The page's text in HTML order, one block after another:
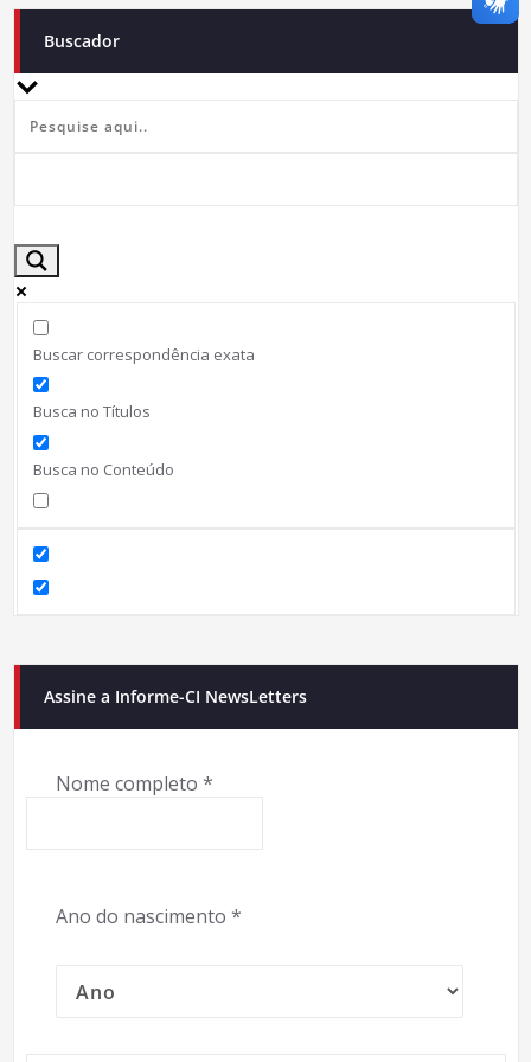
Buscador
Buscar correspondência exata
Busca no Títulos
Busca no Conteúdo
Assine a Informe-CI NewsLetters
Nome completo *
Ano do nascimento *